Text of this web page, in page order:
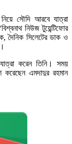
সৌদি আরবে যাত্রা
নিউজ টুয়েন্টিফোর
দৈনিক সিলেটের ডাক ও
করেন তিনি। সময়
করেছেন এমদাদুর রহমান